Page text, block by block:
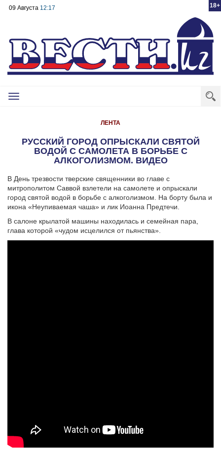
18+
09 Августа 12:17
Toggle
ЛЕНТА
РУССКИЙ ГОРОД ОПРЫСКАЛИ СВЯТОЙ
ВОДОЙ С САМОЛЕТА В БОРЬБЕ С
АЛКОГОЛИЗМОМ. ВИДЕО
В День трезвости тверские священники во главе с
митрополитом Саввой взлетели на самолете и опрыскали
город святой водой в борьбе с алкоголизмом. На борту была и
икона «Неупиваемая чаша» и лик Иоанна Предтечи.
В салоне крылатой машины находилась и семейная пара,
глава которой «чудом исцелился от пьянства».